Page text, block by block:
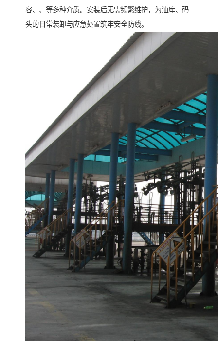
容、、等多种介质。安装后无需频繁维护，为油库、码
头的日常装卸与应急处置筑牢安全防线。